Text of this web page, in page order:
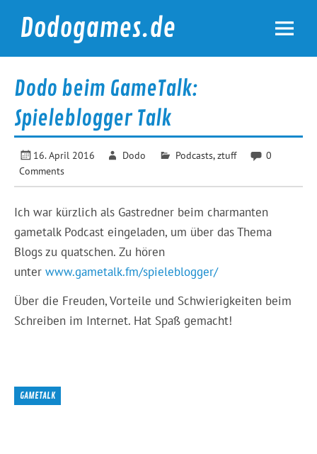
contentDodogames.de
Dodo beim GameTalk:
Spieleblogger Talk
16. April 2016 Dodo Podcasts,ztuff
0
Comments
Ich war kürzlich als Gastredner beim charmanten
gametalk Podcast eingeladen, um über das Thema
Blogs zu quatschen. Zu hören
unterwww.gametalk.fm/spieleblogger/
Über die Freuden, Vorteile und Schwierigkeiten beim
Schreiben im Internet. Hat Spaß gemacht!
GAMETALK